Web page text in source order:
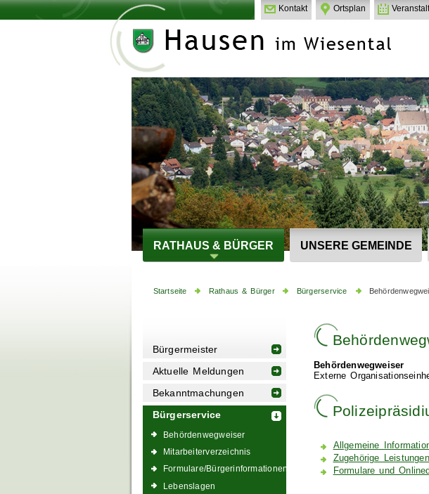
Kontakt Ortsplan
RATHAUS & BÜRGER UNSERE GEMEINDE
Startseite Rathaus & Bürger Bürgerservice
Bürgermeister
Aktuelle Meldungen
Bekanntmachungen
Bürgerservice
Behördenwegweiser
Mitarbeiterverzeichnis
Formulare/Bürgerinformationen
Lebenslagen
Behördenwegweiser
Externe
Allgemeine
Zugehörige Leistungen
Formulare und